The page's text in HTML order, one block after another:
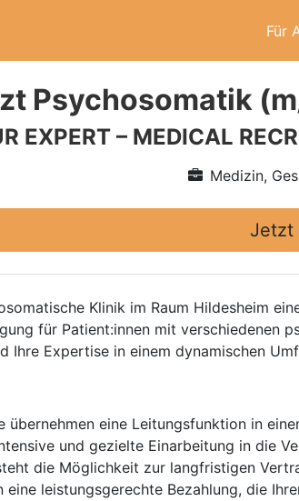
Für
Psychosomatik
EXPERT – MEDICAL
Medizin,
Jetzt
Klinik im Raum Hildesheim
für Patient:innen mit verschiedenen
Ihre Expertise in einem dynamischen
übernehmen eine Leitungsfunktion in
und gezielte Einarbeitung in die
die Möglichkeit zur langfristigen
eine leistungsgerechte Bezahlung, die